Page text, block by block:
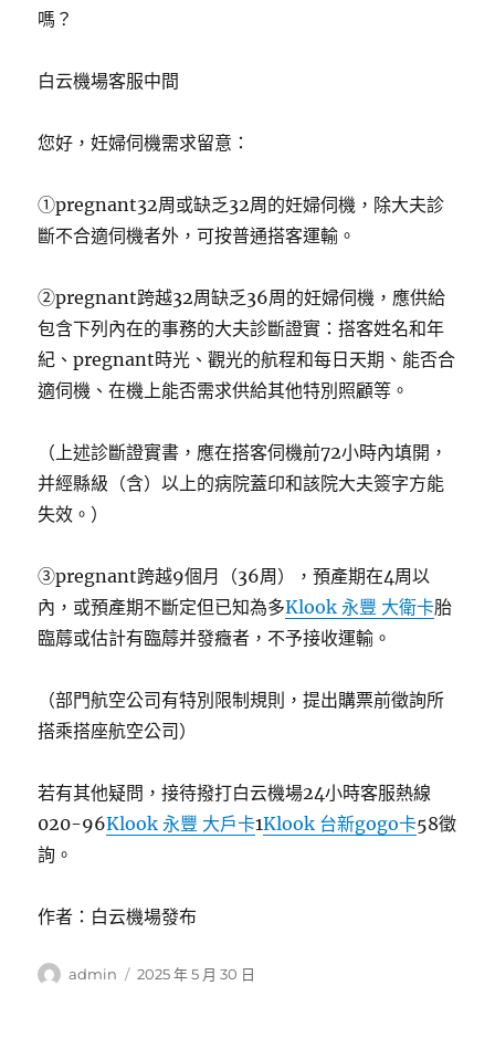
嗎？
白云機場客服中間
您好，妊婦伺機需求留意：
①pregnant32周或缺乏32周的妊婦伺機，除大夫診
斷不合適伺機者外，可按普通搭客運輸。
②pregnant跨越32周缺乏36周的妊婦伺機，應供給
包含下列內在的事務的大夫診斷證實：搭客姓名和年
紀、pregnant時光、觀光的航程和每日天期、能否合
適伺機、在機上能否需求供給其他特別照顧等。
（上述診斷證實書，應在搭客伺機前72小時內填開，
并經縣級（含）以上的病院蓋印和該院大夫簽字方能
失效。）
③pregnant跨越9個月（36周），預產期在4周以
內，或預產期不斷定但已知為多Klook 永豐 大衛卡胎
臨蓐或估計有臨蓐并發癥者，不予接收運輸。
（部門航空公司有特別限制規則，提出購票前徵詢所
搭乘搭座航空公司）
若有其他疑問，接待撥打白云機場24小時客服熱線
020-96Klook 永豐 大戶卡1Klook 台新gogo卡58徵
詢。
作者：白云機場發布
作
admin
發
2025 年 5 月 30 日